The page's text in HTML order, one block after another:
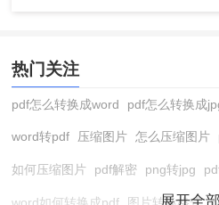
热门关注
pdf怎么转换成word pdf怎么转换成
word转pdf 压缩图片 怎么压缩图片
如何压缩图片 pdf解密 png转jpg
展开全